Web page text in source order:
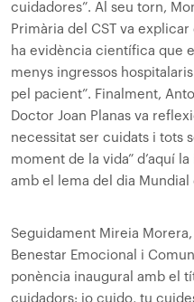
cuidadores”. Al seu torn,
Primària del CST va
ha evidència científica que
menys ingressos
pel pacient”. Finalment,
Doctor Joan Planas va
necessitat ser cuidats i tots
moment de la vida” d’aquí
amb el lema del dia Mundial
Seguidament Mireia
Benestar Emocional i
ponència inaugural amb el
cuidadors: jo cuido, tu